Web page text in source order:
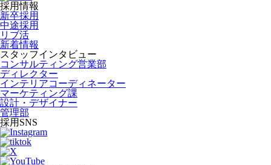
採用情報
新卒採用
中途採用
リブ活
新着情報
スタッフインタビュー
コンサルティング営業部
ディレクター
インテリアコーディネーター
マーケティング課
設計・デザイナー
管理部
採用SNS